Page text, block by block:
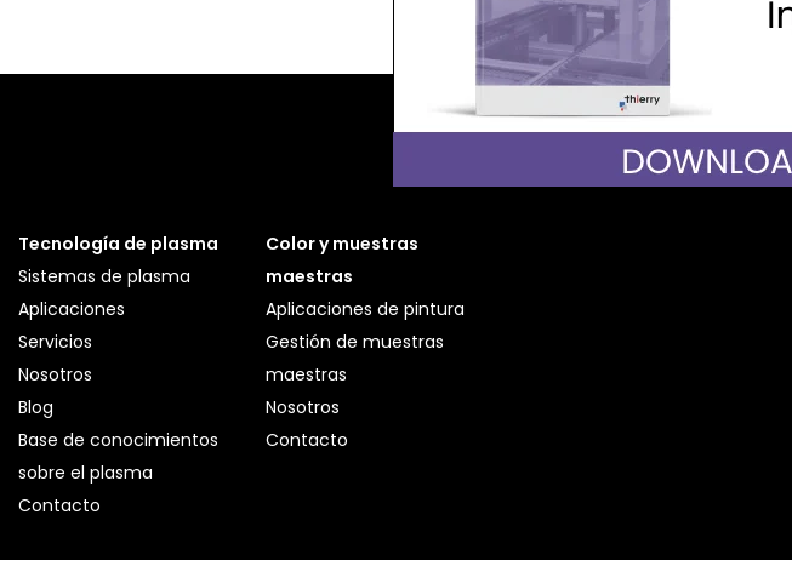
Tecnología de plasma
Sistemas de plasma
Aplicaciones
Servicios
Nosotros
Blog
Base de conocimientos
sobre el plasma
Contacto
Color y muestras
maestras
Aplicaciones de pintura
Gestión de muestras
maestras
Nosotros
Contacto